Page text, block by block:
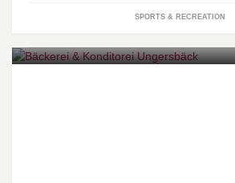
SPORTS & RECREATION